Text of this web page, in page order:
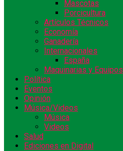
Mascotas
Porcicultura
Artículos Técnicos
Economía
Ganadería
Internacionales
España
Maquinarias y Equipos
Política
Eventos
Opinión
Música/Videos
Música
Videos
Salud
Ediciones en Digital